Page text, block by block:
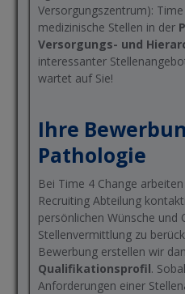
Versorgungszentrum):
medizinische Stellen in der
Versorgungs- und
interessanter
wartet auf Sie!
Ihre
Pathologie
Bei Time 4 Change
Recruiting Abteilung
persönlichen Wünsche und
Stellenvermittlung zu
Bewerbung erstellen wir
Qualifikationsprofil.
Anforderungen einer